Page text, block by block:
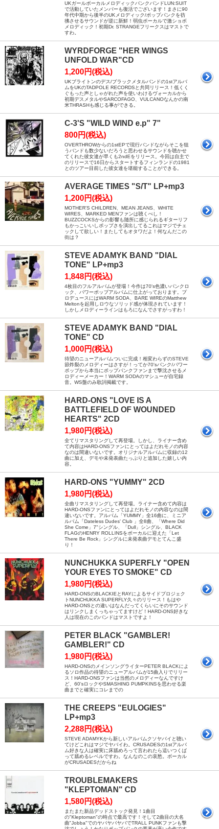
UKガールボーカルメロディックパンクバンドLUN:SUIT
で活動していたメンバーも復活でございます！まさに90
年代中期から後半のUKメロディック/ポップパンクを彷
彿させるサウンドが逆に新鮮！弱虫ボーカルで激ショボ
メロディック！初期Dr. STRANGEフリークスはマストで
すわ。
WYRDFORGE "HER WINGS
UNFOLD WAR"CD
1,200円(税込)
UKブライトンのデス/ブラックメタルバンドの1stアルバ
ムをUKのTADPOLE RECORDSと共同リリース！低くく
ぐもった声としゃがれた声を使いわけるヴォーカルから
初期デスメタルやSARCOFAGO、VULCANOなんかの南
米THRASHも感じる事ができる。
C-3'S "WILD WIND e.p" 7"
800円(税込)
OVERTHROWからの1stEPで現行バンドながらそこを狙
うバンドも数少ないだろうと思わせるサウンドを聴かせ
てくれた彼女達が早くも2ndEをリリース。今回は自主で
のリリースで16日からスタートするフィンランドの1981
とのツアー目前した彼女達を堪能することができる。
AVERAGE TIMES "S/T" LP+mp3
1,200円(税込)
MOTHER'S CHILDREN、MEAN JEANS、WHITE
WIRES、MARKED MENファンは聴くべし！
BUZZCOCKSからの影響も随所に感じられるギターリフ
もかっこいいしポップさを演出してるこれはマジでチェ
ックして欲しい！またしてもオタワだよ！何なんだこの
街は？
STEVE ADAMYK BAND "DIAL
TONE" LP+mp3
1,848円(税込)
4枚目のフルアルバムが登場！今作は70's色濃いパンクロ
ック、パワーポップアルバムに仕上がっております。プ
ロデュースにはWARM SODA、BARE WIREのMatthew
Meltonを起用しロウなソリッド感が体現されています！
しかしメロディーラインはもろになんでさすがっすわ！
STEVE ADAMYK BAND "DIAL
TONE" CD
1,000円(税込)
待望のニューアルバムついに完成！相変わらずのSTEVE
節炸裂のメロディーはさすが！ってか70'sパンク/パワー
ポップから本当にポップパンクファンまで撃沈させるメ
ロディーメーカー！WARM SODAのマシューが自宅録
音。WS盤のみ歌詞掲載です。
HARD-ONS "LOVE IS A
BATTLEFIELD OF WOUNDED
HEARTS" 2CD
1,980円(税込)
全てリマスタリングして再登場。しかし、ライナー含め
て内容はHARD-ONSファンにとってはよだれモノの内容
なのは間違いないです。オリジナルアルバムに収録の12
曲に加え、デモや未発表曲たっぷりと追加した嬉しい内
容。
HARD-ONS "YUMMY" 2CD
1,980円(税込)
全曲リマスタリングして再登場。ライナー含めて内容は
HARD-ONSファンにとってはよだれモノの内容なのは間
違いないです。アルバム「YUMMY」全16曲に、ミニア
ルバム「Dateless Dudes' Club 」全8曲、「Where Did
She Come」7"シングル、「Dull」シングル、BLACK
FLAGのHENRY ROLLINSをボーカルに迎えた「Let
There Be Rock」シングルに未発表曲デモとてんこ盛
り！
NUNCHUKKA SUPERFLY "OPEN
YOUR EYES TO SMOKE" CD
1,980円(税込)
HARD-ONSのBLACKIEとRAYによるサイドプロジェク
トNUNCHUKKA SUPERFLY久々のリリース！もはや
HARD-ONSとの違いはなんだってくらいにそのサウンド
はリンクしまくっちゃってますけど！HARD-ONS好きな
人は現在のこのバンドはマストですよ！
PETER BLACK "GAMBLER!
GAMBLER!" CD
1,980円(税込)
HARD-ONSのメインソングライターPETER BLACKによ
るソロ作品の待望のニューアルバムが15曲入りでリリー
ス！HARD-ONSファンは当然のメロディーなんですけ
ど、60'sロックやSMASHING PUMPKINSを思わせる楽
曲までと確実にコレまでの
THE CREEPS "EULOGIES"
LP+mp3
2,288円(税込)
STEVE ADAMYKから新しいアルバムクソヤバイと聴い
てけどこれはマジでヤバイわ。CRUSADESの1stアルバ
ム好きな人は確実に床舐めろって言われたら這いつくば
って舐めるレベルですわ。なんなのこの哀愁。ボーカル
がCRUSADESだからね
TROUBLEMAKERS
"KLEPTOMAN" CD
1,580円(税込)
またまた新品デッドストック発見！1曲目
の"Kleptoman"の時点で最高です！そして2曲目の大名
曲"Jobba"でのヤバヤバヤバでTRALL PUNKファンも撃